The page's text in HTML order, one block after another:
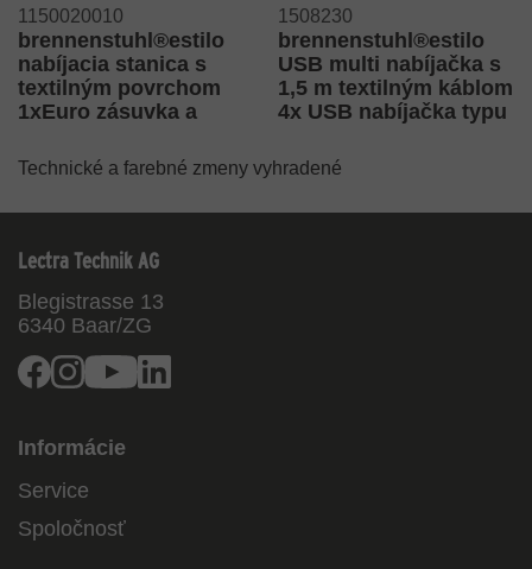
1150020010
brennenstuhl®estilo
nabíjacia stanica s
textilným povrchom
1xEuro zásuvka a
čierna/antracitová
1508230
brennenstuhl®estilo
USB multi nabíjačka s
1,5 m textilným káblom
4x USB nabíjačka typu
C
Technické a farebné zmeny vyhradené
Lectra Technik AG
Blegistrasse 13
6340 Baar/ZG
Facebook
InstagramYoutube
Informácie
Service
Spoločnosť